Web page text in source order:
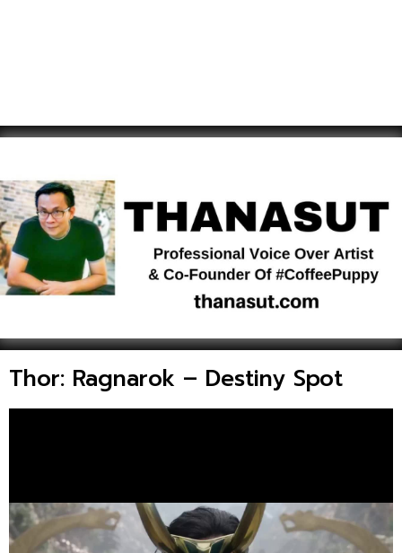
Thor: Ragnarok – Destiny Spot